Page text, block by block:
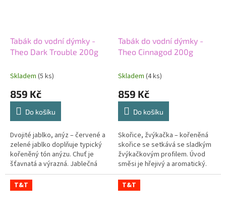
Tabák do vodní dýmky -
Theo Dark Trouble 200g
Skladem (5 ks)
859 Kč
Do košíku
Dvojité jablko, anýz – červené a
zelené jablko doplňuje typický
kořeněný tón anýzu. Chuť je
šťavnatá a výrazná. Jablečná
sladkost se střídá se svěžejší
kyselkavostí. Střední...
Tabák do vodní dýmky -
Theo Cinnagod 200g
Skladem (4 ks)
859 Kč
Do košíku
Skořice, žvýkačka – kořeněná
skořice se setkává se sladkým
žvýkačkovým profilem. Úvod
směsi je hřejivý a aromatický.
Žvýkačka postupně změkčuje
kořeněný tón. Střední síla...
T&T T&T